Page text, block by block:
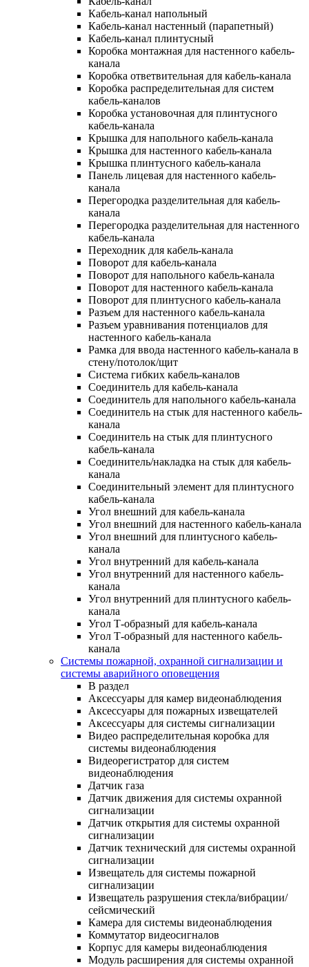
Кабель-канал напольный
Кабель-канал настенный (парапетный)
Кабель-канал плинтусный
Коробка монтажная для настенного кабель-
канала
Коробка ответвительная для кабель-канала
Коробка распределительная для систем
кабель-каналов
Коробка установочная для плинтусного
кабель-канала
Крышка для напольного кабель-канала
Крышка для настенного кабель-канала
Крышка плинтусного кабель-канала
Панель лицевая для настенного кабель-
канала
Перегородка разделительная для кабель-
канала
Перегородка разделительная для настенного
кабель-канала
Переходник для кабель-канала
Поворот для кабель-канала
Поворот для напольного кабель-канала
Поворот для настенного кабель-канала
Поворот для плинтусного кабель-канала
Разъем для настенного кабель-канала
Разъем уравнивания потенциалов для
настенного кабель-канала
Рамка для ввода настенного кабель-канала в
стену/потолок/щит
Система гибких кабель-каналов
Соединитель для кабель-канала
Соединитель для напольного кабель-канала
Соединитель на стык для настенного кабель-
канала
Соединитель на стык для плинтусного
кабель-канала
Соединитель/накладка на стык для кабель-
канала
Соединительный элемент для плинтусного
кабель-канала
Угол внешний для кабель-канала
Угол внешний для настенного кабель-канала
Угол внешний для плинтусного кабель-
канала
Угол внутренний для кабель-канала
Угол внутренний для настенного кабель-
канала
Угол внутренний для плинтусного кабель-
канала
Угол Т-образный для кабель-канала
Угол Т-образный для настенного кабель-
канала
Системы пожарной, охранной сигнализации и
системы аварийного оповещения
В раздел
Аксессуары для камер видеонаблюдения
Аксессуары для пожарных извещателей
Аксессуары для системы сигнализации
Видео распределительная коробка для
системы видеонаблюдения
Видеорегистратор для систем
видеонаблюдения
Датчик газа
Датчик движения для системы охранной
сигнализации
Датчик открытия для системы охранной
сигнализации
Датчик технический для системы охранной
сигнализации
Извещатель для системы пожарной
сигнализации
Извещатель разрушения стекла/вибрации/
сейсмический
Камера для системы видеонаблюдения
Коммутатор видеосигналов
Корпус для камеры видеонаблюдения
Модуль расширения для системы охранной